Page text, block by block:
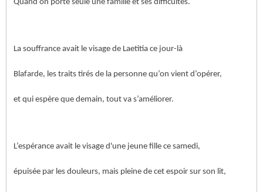
Quand on porte seule une famille et ses difficultés.
La souffrance avait le visage de Laetitia ce jour-là
Blafarde, les traits tirés de la personne qu’on vient d’opérer,
et qui espère que demain, tout va s’améliorer.
L’espérance avait le visage d'une jeune fille ce samedi,
épuisée par les douleurs, mais pleine de cet espoir sur son lit,